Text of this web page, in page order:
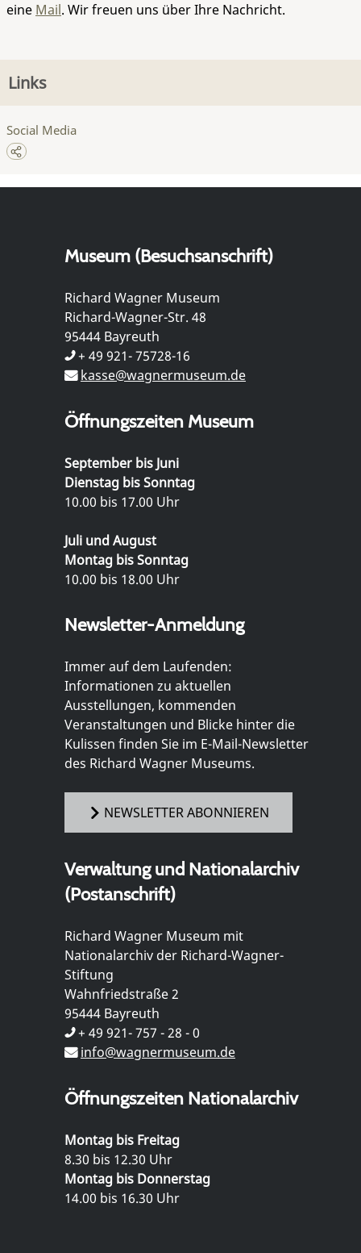
eine Mail. Wir freuen uns über Ihre Nachricht.
Links
Social Media
Museum (Besuchsanschrift)
Richard Wagner Museum
Richard-Wagner-Str. 48
95444 Bayreuth
+ 49 921- 75728-16
kasse@wagnermuseum.de
Öffnungszeiten Museum
September bis Juni
Dienstag bis Sonntag
10.00 bis 17.00 Uhr
Juli und August
Montag bis Sonntag
10.00 bis 18.00 Uhr
Newsletter-Anmeldung
Immer auf dem Laufenden:
Informationen zu aktuellen
Ausstellungen, kommenden
Veranstaltungen und Blicke hinter die
Kulissen finden Sie im E-Mail-Newsletter
des Richard Wagner Museums.
NEWSLETTER ABONNIEREN
Verwaltung und Nationalarchiv
(Postanschrift)
Richard Wagner Museum mit
Nationalarchiv der Richard-Wagner-
Stiftung
Wahnfriedstraße 2
95444 Bayreuth
+ 49 921- 757 - 28 - 0
info@wagnermuseum.de
Öffnungszeiten Nationalarchiv
Montag bis Freitag
8.30 bis 12.30 Uhr
Montag bis Donnerstag
14.00 bis 16.30 Uhr